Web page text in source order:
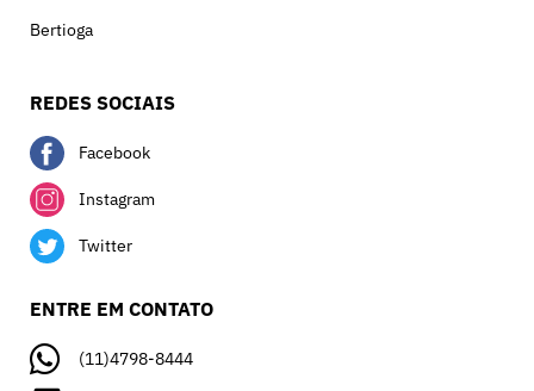
Bertioga
REDES SOCIAIS
Facebook
Instagram
Twitter
ENTRE EM CONTATO
(11)4798-8444